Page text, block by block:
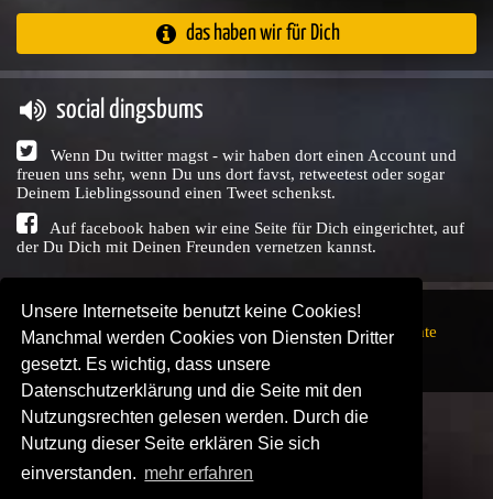
Unsere Internetseite benutzt keine Cookies!
Manchmal werden Cookies von Diensten Dritter
gesetzt. Es wichtig, dass unsere
Datenschutzerklärung und die Seite mit den
Nutzungsrechten gelesen werden. Durch die
Nutzung dieser Seite erklären Sie sich
einverstanden. mehr erfahren
das haben wir für Dich
social dingsbums
Wenn Du twitter magst - wir haben dort einen Account und
freuen uns sehr, wenn Du uns dort favst, retweetest oder sogar
Deinem Lieblingssound einen Tweet schenkst.
Auf facebook haben wir eine Seite für Dich eingerichtet, auf
der Du Dich mit Deinen Freunden vernetzen kannst.
Copyright © Audio Union GbR, 1999 - 2026,Nutzungsrechte
SENDEPLATZ ↗